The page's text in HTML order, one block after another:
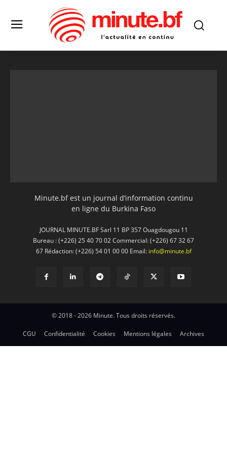
Minute.bf est un journal d’information continu
en ligne du Burkina Faso
JOURNAL MINUTE.BF Sarl 11 BP 357 Ouagdougou 11
Bureau : (+226) 25 40 70 02 Commercial: (+226) 67 32 67
67 Rédaction: (+226) 54 01 00 00 Email: info@minute.bf
© 2018 - 2026 Minute. Tous droits réservés.
CGU Confidentialité Cookies Mentions légales Archives